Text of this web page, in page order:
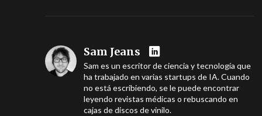
Sam Jeans
Sam es un escritor de ciencia y tecnología que
ha trabajado en varias startups de IA. Cuando
no está escribiendo, se le puede encontrar
leyendo revistas médicas o rebuscando en
cajas de discos de vinilo.